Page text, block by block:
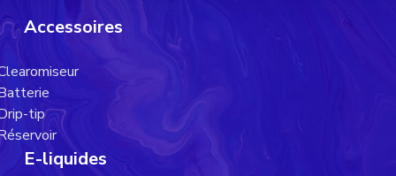
Accessoires
tip
E-liquides